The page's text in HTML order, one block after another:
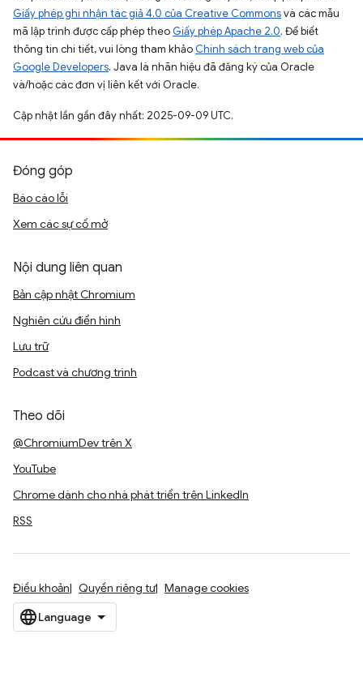
Giấy phép ghi nhận tác giả 4.0 của Creative Commonsvà các mẫu
mã lập trình được cấp phép theo Giấy phép Apache 2.0. Để biết
thông tin chi tiết, vui lòng tham khảo Chính sách trang web của
Google Developers. Java là nhãn hiệu đã đăng ký của Oracle
và/hoặc các đơn vị liên kết với Oracle.
Cập nhật lần gần đây nhất: 2025-09-09 UTC.
Đóng góp
Báo cáo lỗi
Xem các sự cố mở
Nội dung liên quan
Bản cập nhật Chromium
Nghiên cứu điển hình
Lưu trữ
Podcast và chương trình
Theo dõi
@ChromiumDev trên X
YouTube
Chrome dành cho nhà phát triển trên LinkedIn
RSS
Điều khoản Quyền riêng tư Manage cookies